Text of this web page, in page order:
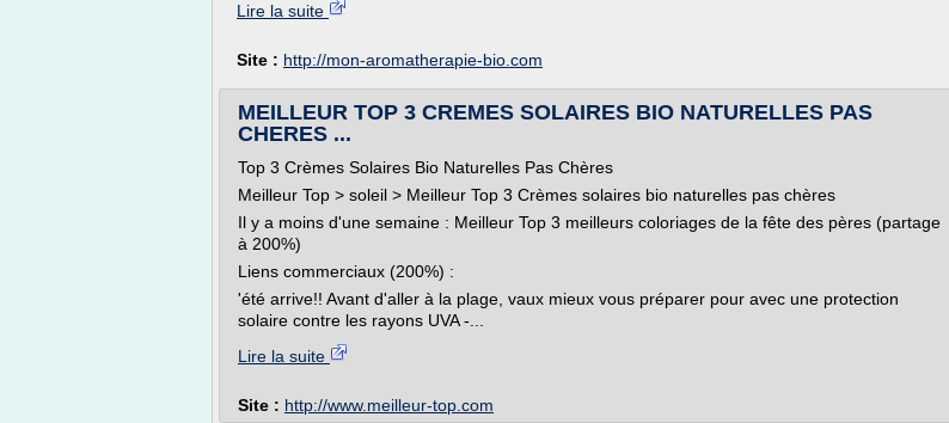
Lire la suite
Site : http://mon-aromatherapie-bio.com
MEILLEUR TOP 3 CREMES SOLAIRES BIO NATURELLES PAS
CHERES ...
Top 3 Crèmes Solaires Bio Naturelles Pas Chères
Meilleur Top > soleil > Meilleur Top 3 Crèmes solaires bio naturelles pas chères
Il y a moins d'une semaine : Meilleur Top 3 meilleurs coloriages de la fête des pères (partage
à 200%)
Liens commerciaux (200%) :
'été arrive!! Avant d'aller à la plage, vaux mieux vous préparer pour avec une protection
solaire contre les rayons UVA -...
Lire la suite
Site : http://www.meilleur-top.com